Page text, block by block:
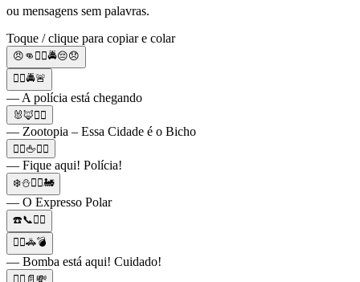
ou mensagens sem palavras.
Toque / clique para copiar e colar
😠👊👮‍♂️🚔😔😞
👮‍♂️🚔🚨
— A polícia está chegando
🐰🦊👮‍♂️
— Zootopia – Essa Cidade é o Bicho
👮‍♂️🖕👮‍♀️
— Fique aqui! Polícia!
❄️⛄👮‍♂️🚂
— O Expresso Polar
☎️📞👮‍♂️
👮‍♂️🚓💣
— Bomba está aqui! Cuidado!
👮‍♂️📄💸